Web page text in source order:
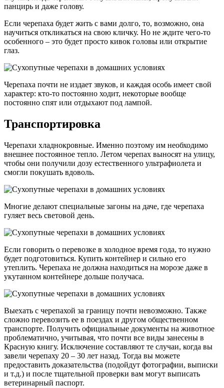
панцирь и даже голову.
Если черепаха будет жить с вами долго, то, возможно, она
научиться откликаться на свою кличку. Но не ждите чего-то
особенного – это будет просто кивок головы или открытие
глаз.
Черепаха почти не издает звуков, и каждая особь имеет свой
характер: кто-то постоянно ходит, некоторые вообще
постоянно спят или отдыхают под лампой.
Транспортировка
Черепахи хладнокровные. Именно поэтому им необходимо
внешнее постоянное тепло. Летом черепах выносят на улицу,
чтобы они получили дозу естественного ультрафиолета и
смогли покушать вдоволь.
Многие делают специальные загоны на даче, где черепаха
гуляет весь световой день.
Если говорить о перевозке в холодное время года, то нужно
будет подготовиться. Купить контейнер и сильно его
утеплить. Черепаха не должна находиться на морозе даже в
укутанном контейнере дольше получаса.
Выехать с черепахой за границу почти невозможно. Также
сложно перевозить ее в поездах и другом общественном
транспорте. Получить официальные документы на животное
проблематично, учитывая, что почти все виды занесены в
Красную книгу. Исключение составляют те случаи, когда вы
завели черепаху 20 – 30 лет назад. Тогда вы можете
предоставить доказательства (подойдут фотографии, выписки
и т.д.) и после тщательной проверки вам могут выписать
ветеринарный паспорт.